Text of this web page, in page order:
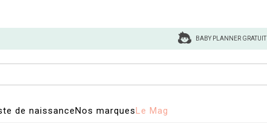
BABY PLANNER GRATUIT
de naissanceNos marquesLe Mag